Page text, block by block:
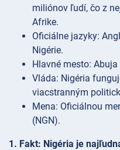
miliónov ľudí, čo z
Afrike.
Oficiálne jazyky:
Nigérie.
Hlavné mesto:
Vláda: Nigéria
viacstranným
Mena: Oficiálnou
(NGN).
1. Fakt: Nigéria je